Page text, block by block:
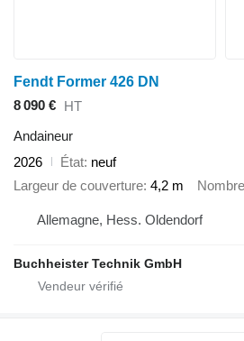
Fendt Former 426 DN
8 090 €
HT
Andaineur
2026
État neuf
Largeur de couverture 4,2 m
Allemagne, Hess. Oldendorf
Buchheister Technik GmbH